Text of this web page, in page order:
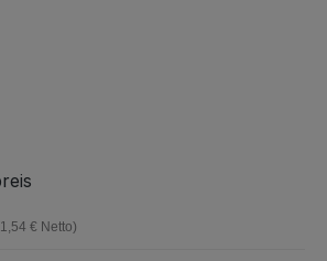
€ Netto)